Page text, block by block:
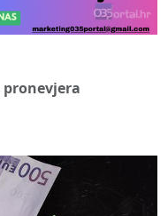
pronevjera